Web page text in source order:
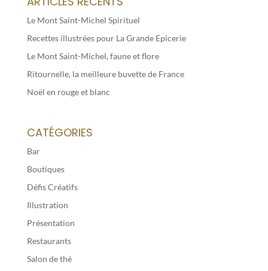
Le Mont Saint-Michel Spirituel
Recettes illustrées pour La Grande Epicerie
Le Mont Saint-Michel, faune et flore
Ritournelle, la meilleure buvette de France
Noël en rouge et blanc
CATÉGORIES
Bar
Boutiques
Défis Créatifs
Illustration
Présentation
Restaurants
Salon de thé